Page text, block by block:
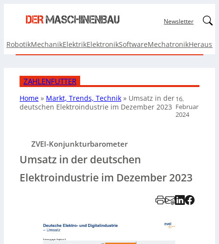
Newsletter
RobotikMechanikElektrikElektronikSoftwareMechatronik
ZAHLENFUTTER
Home » Markt, Trends, Technik » Umsatz in der
deutschen Elektroindustrie im Dezember 2023
16.
Februar
2024
ZVEI-Konjunkturbarometer
Umsatz in der deutschen
Elektroindustrie im Dezember 2023